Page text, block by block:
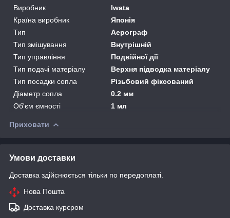
Виробник
Iwata
Країна виробник
Японія
Тип
Аерограф
Тип змішування
Внутрішній
Тип управління
Подвійної дії
Тип подачі матеріалу
Верхня підводка матеріалу
Тип посадки сопла
Різьбовий фіксований
Діаметр сопла
0.2 мм
Об'єм ємності
1 мл
Приховати
Умови доставки
Доставка здійснюється тільки по передоплаті.
Нова Пошта
Доставка курєром